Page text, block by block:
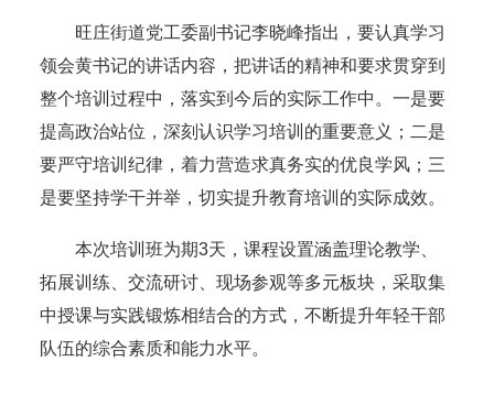
旺庄街道党工委副书记李晓峰指出，要认真学习
领会黄书记的讲话内容，把讲话的精神和要求贯穿到
整个培训过程中，落实到今后的实际工作中。一是要
提高政治站位，深刻认识学习培训的重要意义；二是
要严守培训纪律，着力营造求真务实的优良学风；三
是要坚持学干并举，切实提升教育培训的实际成效。
本次培训班为期3天，课程设置涵盖理论教学、
拓展训练、交流研讨、现场参观等多元板块，采取集
中授课与实践锻炼相结合的方式，不断提升年轻干部
队伍的综合素质和能力水平。